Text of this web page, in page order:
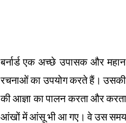
बर्नार्ड एक अच्छे उपासक और
रचनाओं का उपयोग करते हैं। उसकी
की आज्ञा का पालन करता और
आंखों में आंसू भी आ गए। वे उस समय